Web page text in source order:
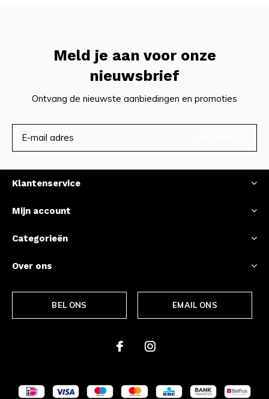
Meld je aan voor onze
nieuwsbrief
Ontvang de nieuwste aanbiedingen en promoties
Klantenservice
Mijn account
Categorieën
Over ons
BEL ONS EMAIL ONS